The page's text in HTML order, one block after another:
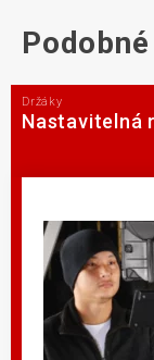
Držáky
Nastavitelná